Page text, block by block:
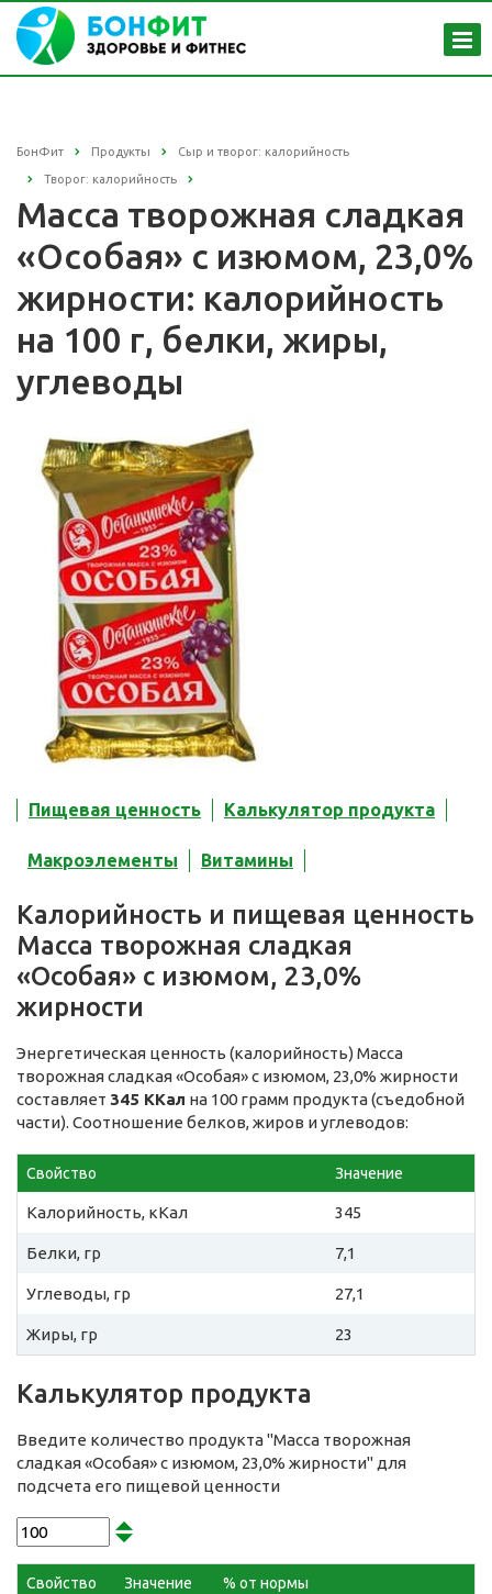
БонФит Продукты Сыр и творог: калорийность
Творог: калорийность
Масса творожная сладкая
«Особая» с изюмом, 23,0%
жирности: калорийность
на 100 г, белки, жиры,
углеводы
Пищевая ценность Калькулятор продукта
Макроэлементы Витамины
Калорийность и пищевая ценность
Масса творожная сладкая
«Особая» с изюмом, 23,0%
жирности
Энергетическая ценность (калорийность) Масса
творожная сладкая «Особая» с изюмом, 23,0% жирности
составляет 345 ККал на 100 грамм продукта (съедобной
части). Соотношение белков, жиров и углеводов:
Свойство Значение
Калорийность, кКал 345
Белки, гр 7,1
Углеводы, гр 27,1
Жиры, гр 23
Калькулятор продукта
Введите количество продукта "Масса творожная
сладкая «Особая» с изюмом, 23,0% жирности" для
подсчета его пищевой ценности
Свойство Значение % от нормы